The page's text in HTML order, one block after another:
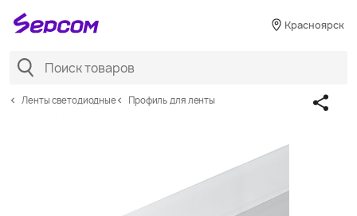
Красноярск
Ленты светодиодные Профиль для ленты